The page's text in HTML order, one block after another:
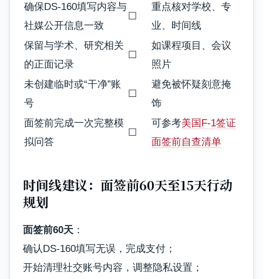
确保DS-160填写内容与
社媒公开信息一致
☐
重点核对学校、专
业、时间线
保留与学术、研究相关
的正面记录
☐
如课程项目、会议
照片
未创建临时或“干净”账
号
☐
避免被怀疑刻意掩
饰
面签前完成一次完整模
拟问答
☐
可参考美国F-1签证
面签前自查清单
时间线建议：面签前60天至15天行动
规划
面签前60天 ：
确认DS-160填写无误，完成支付；
开始清理社交账号内容，调整隐私设置；